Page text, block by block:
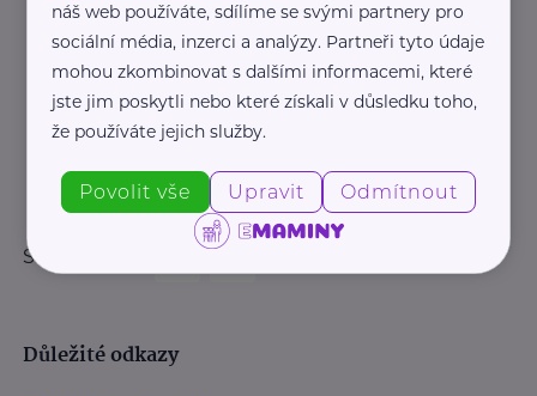
Sledujte nás:
Důležité odkazy
náš web používáte, sdílíme se svými partnery pro
sociální média, inzerci a analýzy. Partneři tyto údaje
mohou zkombinovat s dalšími informacemi, které
jste jim poskytli nebo které získali v důsledku toho,
že používáte jejich služby.
Povolit vše Upravit Odmítnout